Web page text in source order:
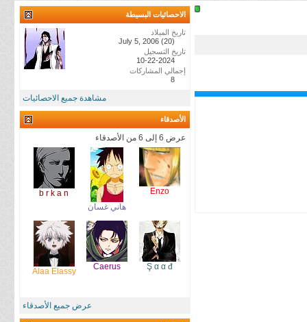
الاحصائيات البسيطة
تاريخ الميلاد
July 5, 2006 (20)
تاريخ التسجيل
10-22-2024
إجمالي المشاركات
8
مشاهدة جميع الاحصائيات
الأصدقاء
عرض 6 إلى 6 من الأصدقاء
Enzo
هاني غسان
b r k a n
Ş α α đ
Caerus
Alaa Elassy
عرض جميع الأصدقاء